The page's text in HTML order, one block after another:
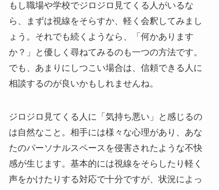
もし職場や学校でジロジロ見てくる人がいるな
ら、まずは視線をそらすか、軽く会釈してみまし
ょう。それでも続くようなら、「何かあります
か？」と優しく尋ねてみるのも一つの方法です。
でも、あまりにしつこい場合は、信頼できる人に
相談するのが良いかもしれませんね。
ジロジロ見てくる人に「気持ち悪い」と感じるの
は自然なこと。相手には様々な心理があり、あな
たのパーソナルスペースを侵害されたような不快
感が生じます。基本的には視線をそらしたり軽く
声をかけたりする対応で十分ですが、状況によっ